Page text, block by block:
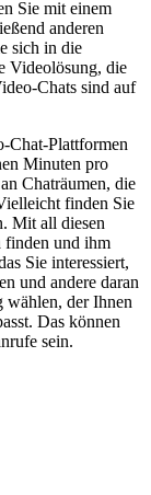
Sie mit einem
anderen
sich in die
Videolösung, die
Chats sind auf
Chat-Plattformen
Minuten pro
Chaträumen, die
finden Sie
Mit all diesen
finden und ihm
Sie interessiert,
und andere daran
wählen, der Ihnen
Das können
sein.